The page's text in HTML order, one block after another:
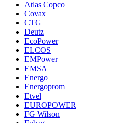
Atlas Copco
Covax
CTG
Deutz
EcoPower
ELCOS
EMPower
EMSA
Energo
Energoprom
Etvel
EUROPOWER
FG Wilson